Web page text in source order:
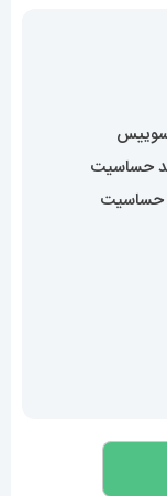
سوییس
حساسیت
حساسیت